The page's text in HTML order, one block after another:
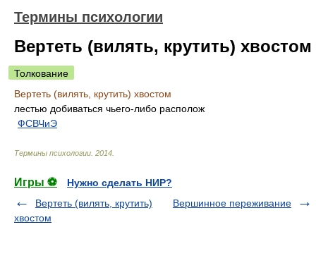
Термины психологии
Вертеть (вилять, крутить) хвостом
Толкование
Вертеть (вилять, крутить) хвостом
лестью добиваться чьего-либо располож
ФСВЧиЭ
Термины психологии 2014
Игры ⚽
Нужно сделать НИР?
Вертеть (вилять, крутить)
хвостом
Вершинное переживание